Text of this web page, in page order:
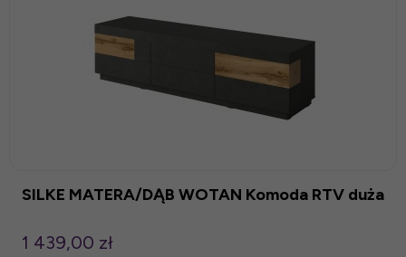
SILKE MATERA/DĄB WOTAN Komoda RTV duża
1 439,00 zł